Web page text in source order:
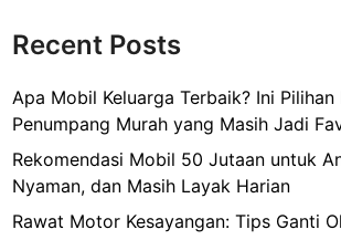
Recent Posts
Apa Mobil Keluarga Terbaik? Ini
Penumpang Murah yang Masih Jadi
Rekomendasi Mobil 50 Jutaan untuk
Nyaman, dan Masih Layak Harian
Rawat Motor Kesayangan: Tips Ganti